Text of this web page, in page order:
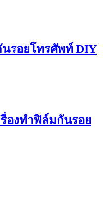
นรอยโทรศัพท์ DIY
องทำฟิล์มกันรอย